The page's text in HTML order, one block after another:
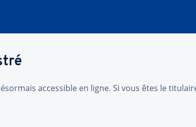
accessible en ligne. Si vous êtes le